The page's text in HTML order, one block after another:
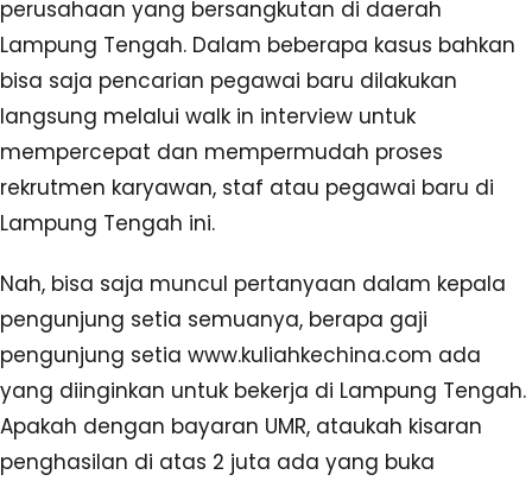
perusahaan yang bersangkutan di daerah
Lampung Tengah. Dalam beberapa kasus bahkan
bisa saja pencarian pegawai baru dilakukan
langsung melalui walk in interview untuk
mempercepat dan mempermudah proses
rekrutmen karyawan, staf atau pegawai baru di
Lampung Tengah ini.
Nah, bisa saja muncul pertanyaan dalam kepala
pengunjung setia semuanya, berapa gaji
pengunjung setia www.kuliahkechina.com ada
yang diinginkan untuk bekerja di Lampung Tengah.
Apakah dengan bayaran UMR, ataukah kisaran
penghasilan di atas 2 juta ada yang buka